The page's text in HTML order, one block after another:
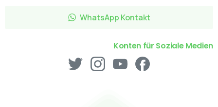
WhatsApp Kontakt
Konten für Soziale Medien